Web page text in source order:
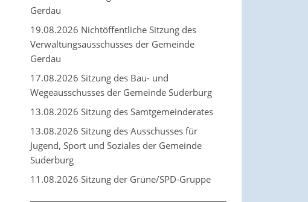
Gerdau
19.08.2026 Nichtöffentliche Sitzung des
Verwaltungsausschusses der Gemeinde
Gerdau
17.08.2026 Sitzung des Bau- und
Wegeausschusses der Gemeinde Suderburg
13.08.2026 Sitzung des Samtgemeinderates
13.08.2026 Sitzung des Ausschusses für
Jugend, Sport und Soziales der Gemeinde
Suderburg
11.08.2026 Sitzung der Grüne/SPD-Gruppe